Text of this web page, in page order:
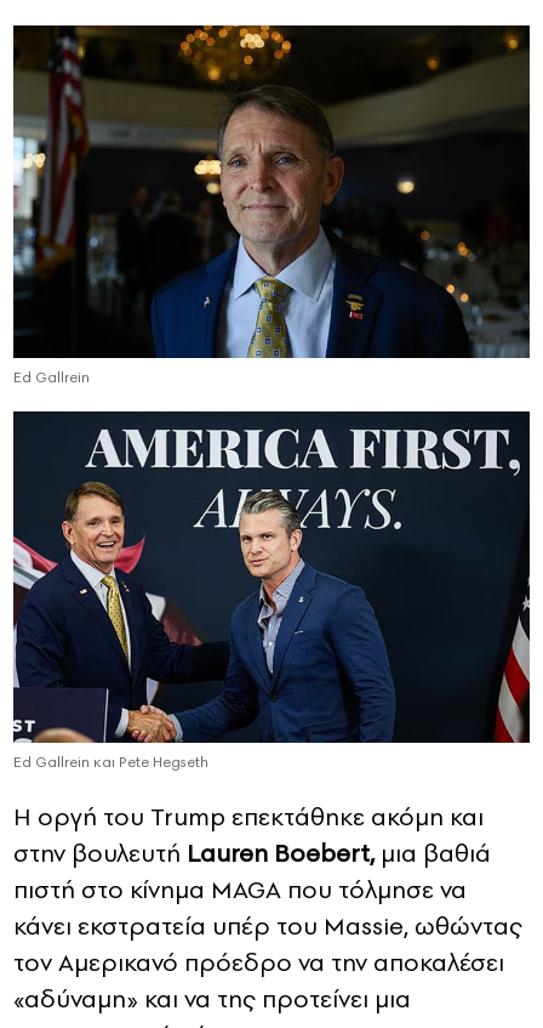
Ed Gallrein
Ed Gallrein και Pete Hegseth
Η οργή του Trump επεκτάθηκε ακόμη και
στην βουλευτή Lauren Boebert,μια βαθιά
πιστή στο κίνημα MAGA που τόλμησε να
κάνει εκστρατεία υπέρ του Massie, ωθώντας
τον Αμερικανό πρόεδρο να την αποκαλέσει
«αδύναμη» και να της προτείνει μια